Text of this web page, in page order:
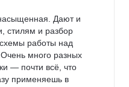
Дают и
стилям и разбор
работы над
много разных
— почти всё, что
применяешь в